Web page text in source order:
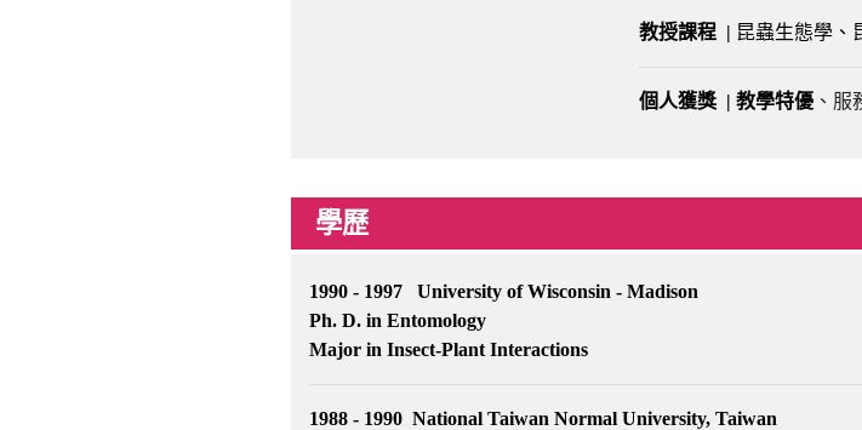
教授課程 | 昆蟲生態學、
個人獲獎 | 教學特優 、服
學歷
1990 - 1997 University of Wisconsin - Madison
Ph. D. in Entomology
Major in Insect-Plant Interactions
1988 - 1990 National Taiwan Normal University, Taiwan